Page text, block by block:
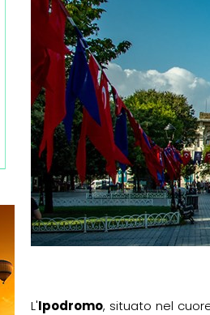
L'Ipodromo, situato nel